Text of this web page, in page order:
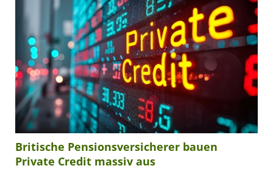
Britische Pensionsversicherer bauen
Private Credit massiv aus